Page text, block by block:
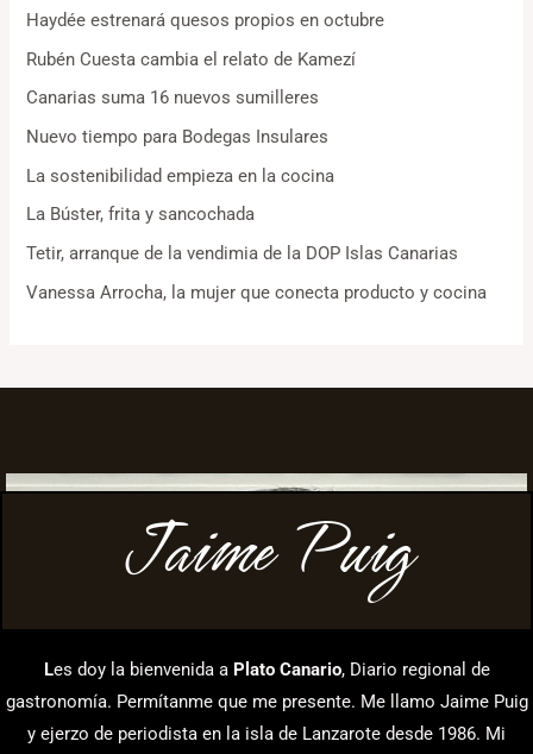
Haydée estrenará quesos propios en octubre
Rubén Cuesta cambia el relato de Kamezí
Canarias suma 16 nuevos sumilleres
Nuevo tiempo para Bodegas Insulares
La sostenibilidad empieza en la cocina
La Búster, frita y sancochada
Tetir, arranque de la vendimia de la DOP Islas Canarias
Vanessa Arrocha, la mujer que conecta producto y cocina
Jaime Puig
Les doy la bienvenida a Plato Canario, Diario regional de
gastronomía. Permítanme que me presente. Me llamo Jaime Puig
y ejerzo de periodista en la isla de Lanzarote desde 1986. Mi